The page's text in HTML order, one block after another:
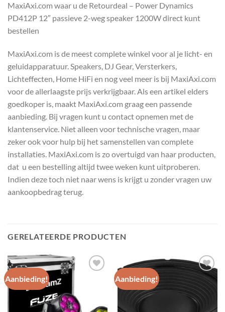
MaxiAxi.com waar u de Retourdeal – Power Dynamics
PD412P 12″ passieve 2-weg speaker 1200W direct kunt
bestellen
MaxiAxi.com is de meest complete winkel voor al je licht- en
geluidapparatuur. Speakers, DJ Gear, Versterkers,
Lichteffecten, Home HiFi en nog veel meer is bij MaxiAxi.com
voor de allerlaagste prijs verkrijgbaar. Als een artikel elders
goedkoper is, maakt MaxiAxi.com graag een passende
aanbieding. Bij vragen kunt u contact opnemen met de
klantenservice. Niet alleen voor technische vragen, maar
zeker ook voor hulp bij het samenstellen van complete
installaties. MaxiAxi.com is zo overtuigd van haar producten,
dat u een bestelling altijd twee weken kunt uitproberen.
Indien deze toch niet naar wens is krijgt u zonder vragen uw
aankoopbedrag terug.
GERELATEERDE PRODUCTEN
Aanbieding!
Toevoegen
wenslijst
Aanbieding!
Toevoegen
aan